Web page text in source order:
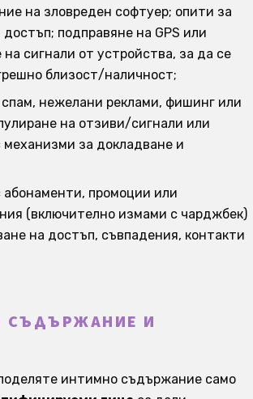
на зловреден софтуер; опити за
подправяне на GPS или
сигнали от устройства, за да се
близост/наличност;
нежелани реклами, фишинг или
на отзиви/сигнали или
механизми за докладване и
абонаменти, промоции или
(включително измами с чарджбек)
на достъп, съвпадения, контакти
СЪДЪРЖАНИЕ И
интимно съдържание само